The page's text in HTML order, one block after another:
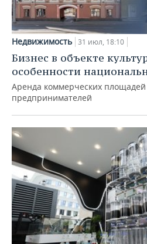
Недвижимость 31 июл, 18:10
Бизнес в объекте
особенности
Аренда коммерческих
предпринимателей